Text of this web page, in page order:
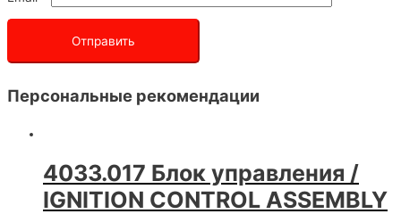
Персональные рекомендации
4033.017 Блок управления /
IGNITION CONTROL ASSEMBLY